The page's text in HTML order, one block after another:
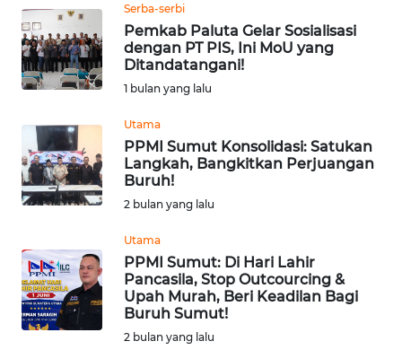
Serba-serbi
Pemkab Paluta Gelar Sosialisasi
dengan PT PIS, Ini MoU yang
Ditandatangani!
1 bulan yang lalu
Utama
PPMI Sumut Konsolidasi: Satukan
Langkah, Bangkitkan Perjuangan
Buruh!
2 bulan yang lalu
Utama
PPMI Sumut: Di Hari Lahir
Pancasila, Stop Outcourcing &
Upah Murah, Beri Keadilan Bagi
Buruh Sumut!
2 bulan yang lalu
WN
JATIM
WN
WN
KALBAR
WN
KALTARA